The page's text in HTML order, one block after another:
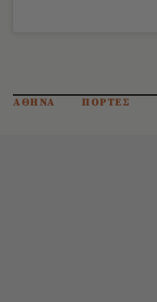
ΑΘΗΝΑ ΠΟΡΤΕΣ